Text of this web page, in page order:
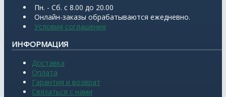
Пн. - Сб. с 8.00 до 20.00
Онлайн-заказы обрабатываются ежедневно.
Условия соглашения
ИНФОРМАЦИЯ
Доставка
Оплата
Гарантия и возврат
Связаться с нами